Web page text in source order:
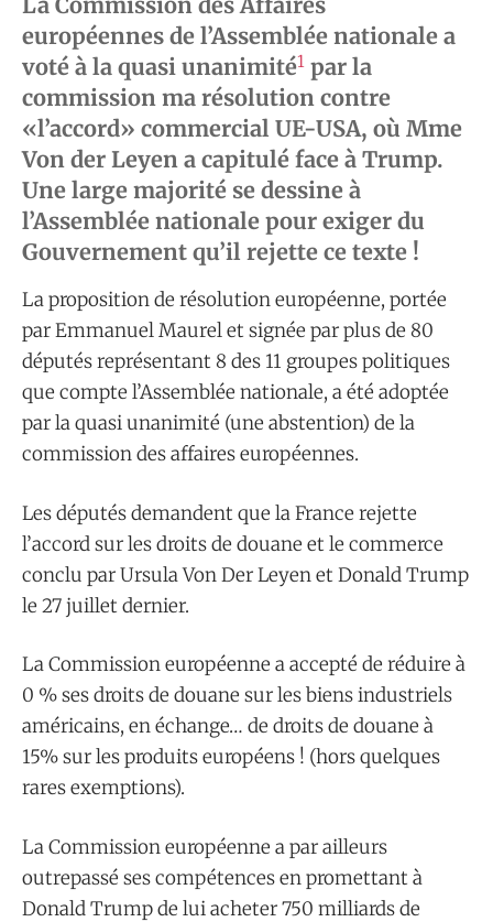
européennes de l’Assemblée nationale a
voté à la quasi unanimité1 par la
commission ma résolution contre
«l’accord» commercial UE-USA, où Mme
Von der Leyen a capitulé face à Trump.
Une large majorité se dessine à
l’Assemblée nationale pour exiger du
Gouvernement qu’il rejette ce texte !
­La proposition de résolution européenne, portée
par Emmanuel Maurel et signée par plus de 80
députés représentant 8 des 11 groupes politiques
que compte l’Assemblée nationale, a été adoptée
par la quasi unanimité (une abstention) de la
commission des affaires européennes.
Les députés demandent que la France rejette
l’accord sur les droits de douane et le commerce
conclu par Ursula Von Der Leyen et Donald Trump
le 27 juillet dernier.
La Commission européenne a accepté de réduire à
0 % ses droits de douane sur les biens industriels
américains, en échange… de droits de douane à
15% sur les produits européens ! (hors quelques
rares exemptions).
La Commission européenne a par ailleurs
outrepassé ses compétences en promettant à
Donald Trump de lui acheter 750 milliards de